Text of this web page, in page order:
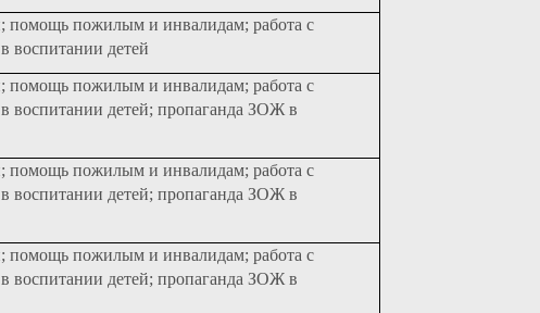
помощь пожилым и инвалидам; работа с
воспитании детей
помощь пожилым и инвалидам; работа с
воспитании детей; пропаганда ЗОЖ в
помощь пожилым и инвалидам; работа с
воспитании детей; пропаганда ЗОЖ в
помощь пожилым и инвалидам; работа с
воспитании детей; пропаганда ЗОЖ в